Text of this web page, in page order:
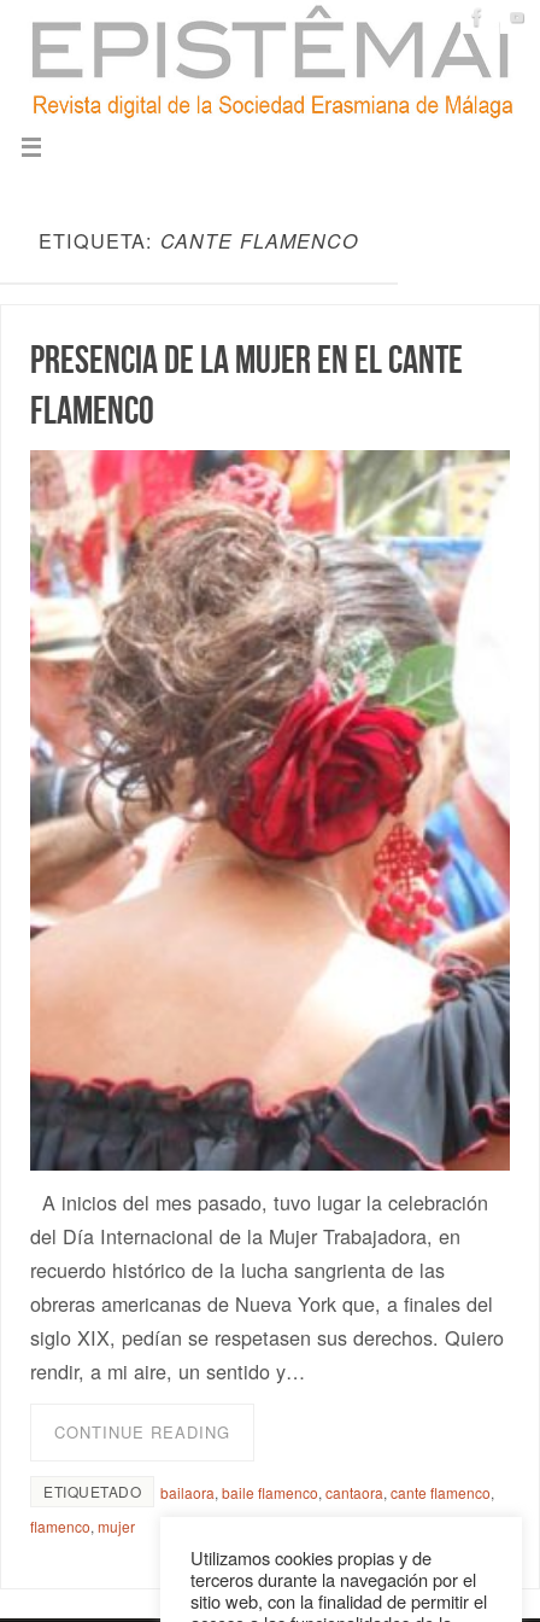
ETIQUETA: CANTE FLAMENCO
Presencia de la mujer en el Cante
Flamenco
A inicios del mes pasado, tuvo lugar la celebración
del Día Internacional de la Mujer Trabajadora, en
recuerdo histórico de la lucha sangrienta de las
obreras americanas de Nueva York que, a finales del
siglo XIX, pedían se respetasen sus derechos. Quiero
rendir, a mi aire, un sentido y…
CONTINUE READING
ETIQUETADO bailaora,baile flamenco,cantaora,cante flamenco,
flamenco,mujer
Utilizamos cookies propias y de
terceros durante la navegación por el
sitio web, con la finalidad de permitir el